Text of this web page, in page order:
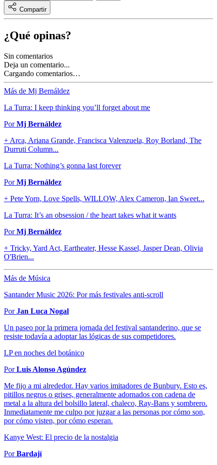
Compartir
¿Qué opinas?
Sin comentarios
Deja un comentario...
Cargando comentarios…
Más de Mj Bernáldez
La Turra: I keep thinking you’ll forget about me
PorMj Bernáldez
+ Arca, Ariana Grande, Francisca Valenzuela, Roy Borland, The
Durruti Column...
La Turra: Nothing’s gonna last forever
PorMj Bernáldez
+ Pete Yorn, Love Spells, WILLOW, Alex Cameron, Ian Sweet...
La Turra: It’s an obsession / the heart takes what it wants
PorMj Bernáldez
+ Tricky, Yard Act, Eartheater, Hesse Kassel, Jasper Dean, Olivia
O'Brien...
Más de Música
Santander Music 2026: Por más festivales anti-scroll
PorJan Luca Nogal
Un paseo por la primera jornada del festival santanderino, que se
resiste todavía a adoptar las lógicas de sus competidores.
LP en noches del botánico
PorLuis Alonso Agúndez
Me fijo a mi alrededor. Hay varios imitadores de Bunbury. Esto es,
pitillos negros o grises, generalmente adornados con cadena de
metal a la altura del bolsillo lateral, chaleco, Ray-Bans y sombrero.
Inmediatamente me culpo por juzgar a las personas por cómo son,
por cómo visten, por cómo esperan.
Kanye West: El precio de la nostalgia
PorBardají